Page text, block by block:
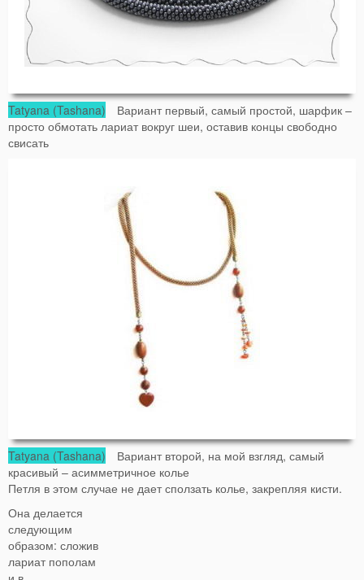
Tatyana (Tashana) Вариант первый, самый простой, шарфик –
просто обмотать лариат вокруг шеи, оставив концы свободно
свисать
Tatyana (Tashana) Вариант второй, на мой взгляд, самый
красивый – асимметричное колье
Петля в этом случае не дает сползать колье, закрепляя кисти.
Она делается
следующим
образом: сложив
лариат пополам